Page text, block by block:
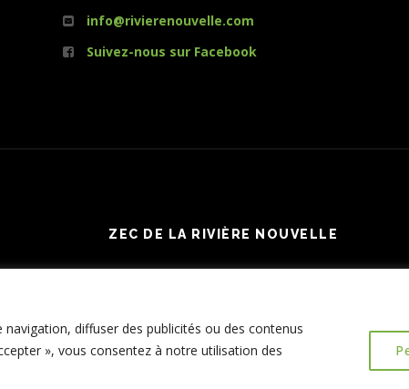
diffuser des publicités ou des contenus
», vous consentez à notre utilisation des
info@rivierenouvelle.com
Suivez-nous sur Facebook
ZEC DE LA RIVIÈRE NOUVELLE